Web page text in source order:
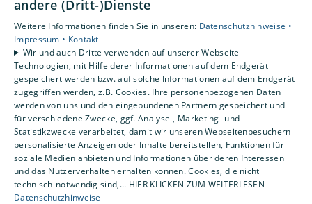
Gewerbekunden
Karriere
Unternehmen
Kontakt
andere (Dritt-)Dienste
Weitere Informationen finden Sie in unseren: Datenschutzhinweise •
Impressum • Kontakt
Wir und auch Dritte verwenden auf unserer Webseite
Technologien, mit Hilfe derer Informationen auf dem Endgerät
gespeichert werden bzw. auf solche Informationen auf dem Endgerät
zugegriffen werden, z.B. Cookies. Ihre personenbezogenen Daten
werden von uns und den eingebundenen Partnern gespeichert und
für verschiedene Zwecke, ggf. Analyse-, Marketing- und
Statistikzwecke verarbeitet, damit wir unseren Webseitenbesuchern
personalisierte Anzeigen oder Inhalte bereitstellen, Funktionen für
soziale Medien anbieten und Informationen über deren Interessen
und das Nutzerverhalten erhalten können. Cookies, die nicht
technisch-notwendig sind,... HIER KLICKEN ZUM WEITERLESEN
Datenschutzhinweise